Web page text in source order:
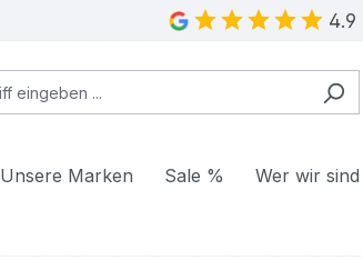
4.9
Unsere Marken Sale % Wer wir sind